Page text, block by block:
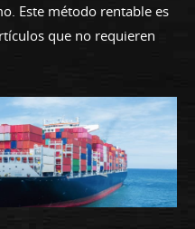
Este método rentable es
que no requieren